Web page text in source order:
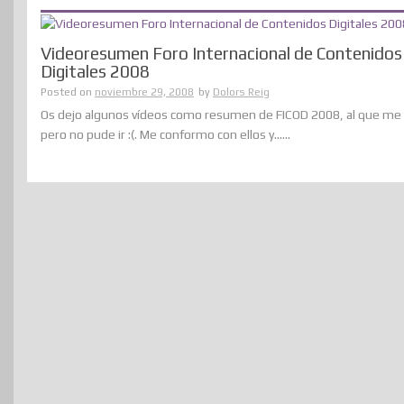
Videoresumen Foro Internacional de Contenidos
Digitales 2008
Posted on noviembre 29, 2008 by Dolors Reig
Os dejo algunos vídeos como resumen de FICOD 2008, al que
pero no pude ir :(. Me conformo con ellos y......